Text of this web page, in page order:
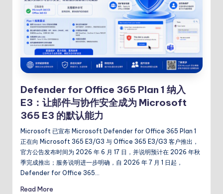
Defender for Office 365 Plan 1 纳入
E3：让邮件与协作安全成为 Microsoft
365 E3 的默认能力
Microsoft 已宣布 Microsoft Defender for Office 365 Plan 1
正在向 Microsoft 365 E3/G3 与 Office 365 E3/G3 客户推出，
官方公告发布时间为 2026 年 6 月 17 日，并说明预计在 2026 年秋
季完成推出；服务说明进一步明确，自 2026 年 7 月 1 日起，
Defender for Office 365…
Read More